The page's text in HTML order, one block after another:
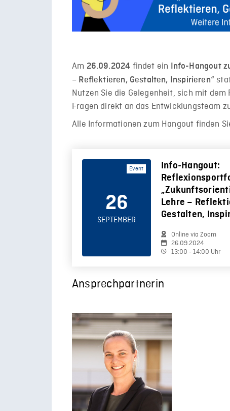
Am 26.09.2024 findet ein
Info-Hangout
– Reflektieren, Gestalten, Inspirieren“
Nutzen Sie die Gelegenheit, sich mit
Fragen direkt an das Entwicklungsteam
Alle Informationen zum Hangout finden
Event
26
SEPTEMBER
Info-Hangout:
Lehre –
Gestalten,
Online via Zoom
26.09.2024
13:00 - 14:00 Uhr
Ansprechpartnerin